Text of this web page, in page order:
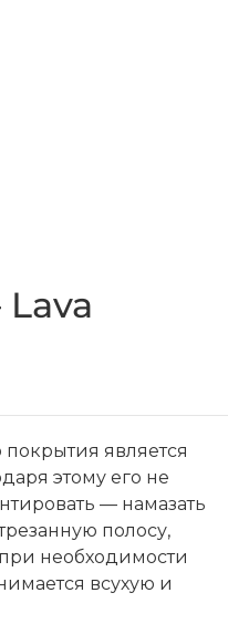
Lava
покрытия является
этому его не
— намазать
полосу,
необходимости
всухую и